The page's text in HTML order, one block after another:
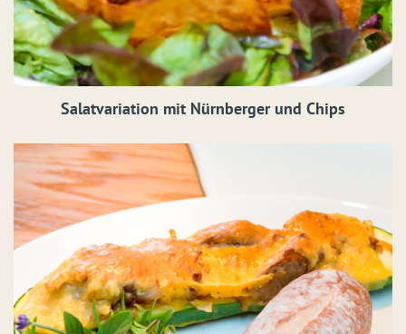
Salatvariation mit Nürnberger und Chips